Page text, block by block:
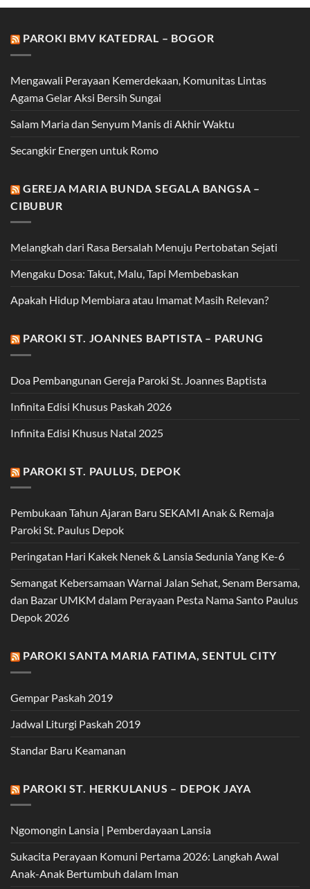
PAROKI BMV KATEDRAL – BOGOR
Mengawali Perayaan Kemerdekaan, Komunitas Lintas
Agama Gelar Aksi Bersih Sungai
Salam Maria dan Senyum Manis di Akhir Waktu
Secangkir Energen untuk Romo
GEREJA MARIA BUNDA SEGALA BANGSA –
CIBUBUR
Melangkah dari Rasa Bersalah Menuju Pertobatan Sejati
Mengaku Dosa: Takut, Malu, Tapi Membebaskan
Apakah Hidup Membiara atau Imamat Masih Relevan?
PAROKI ST. JOANNES BAPTISTA – PARUNG
Doa Pembangunan Gereja Paroki St. Joannes Baptista
Infinita Edisi Khusus Paskah 2026
Infinita Edisi Khusus Natal 2025
PAROKI ST. PAULUS, DEPOK
Pembukaan Tahun Ajaran Baru SEKAMI Anak & Remaja
Paroki St. Paulus Depok
Peringatan Hari Kakek Nenek & Lansia Sedunia Yang Ke-6
Semangat Kebersamaan Warnai Jalan Sehat, Senam Bersama,
dan Bazar UMKM dalam Perayaan Pesta Nama Santo Paulus
Depok 2026
PAROKI SANTA MARIA FATIMA, SENTUL CITY
Gempar Paskah 2019
Jadwal Liturgi Paskah 2019
Standar Baru Keamanan
PAROKI ST. HERKULANUS – DEPOK JAYA
Ngomongin Lansia | Pemberdayaan Lansia
Sukacita Perayaan Komuni Pertama 2026: Langkah Awal
Anak-Anak Bertumbuh dalam Iman